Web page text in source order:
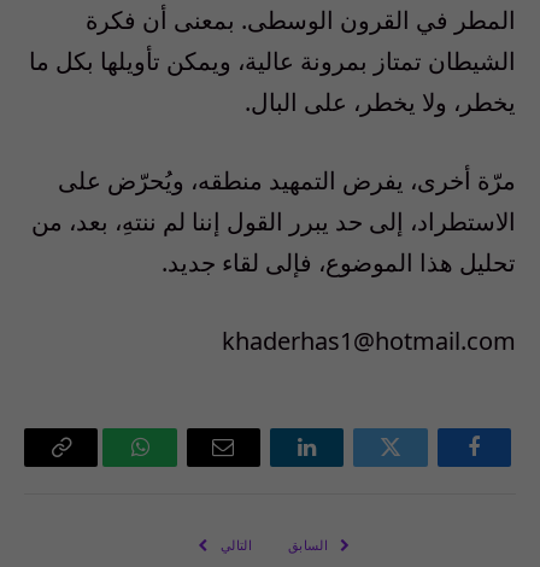
المطر في القرون الوسطى. بمعنى أن فكرة
الشيطان تمتاز بمرونة عالية، ويمكن تأويلها بكل ما
يخطر، ولا يخطر، على البال.
مرّة أخرى، يفرض التمهيد منطقه، ويُحرّض على
الاستطراد، إلى حد يبرر القول إننا لم ننتهِ، بعد، من
تحليل هذا الموضوع، فإلى لقاء جديد.
khaderhas1@hotmail.com
فيسبوك تويتر لينكدإن
البريد
واتساب Copy
السابق التالي